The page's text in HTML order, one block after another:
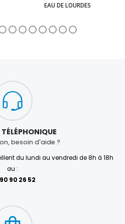
EAU DE LOURDES
besoin d'aide ?
du lundi au vendredi de 8h à 18h
au :
90 26 52